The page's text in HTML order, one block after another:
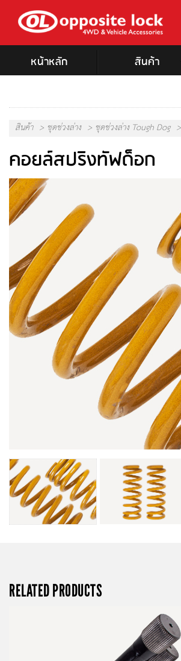
หน้าหลัก สินค้า
กันชนและอุปกรณ์ป้องกัน
กันชนและอุปกรณ์ป้องกันส่วนหน้า
กันชนฟลีทแบบ 3 ลูป
กันชนพรีเมียมแบบ 3 ลูป
กันชนพรีเมียมแบบ Post-Type
กันชนพรีเมียมสเตนเลสสตีล
แบบซิงเกิลลูป
กันชนและอุปกรณ์ป้องกันส่วนหลัง
อุปกรณ์ป้องกันด้านข้างและบันไดข้าง
กันชนด้านข้าง
บันไดข้างกันกระแทก
กันชนสมาร์ทบาร์
สินค้า ชุดช่วงล่าง ชุดช่วงล่าง Tough Dog
คอยล์สปริงทัฟด็อก
RELATED PRODUCTS